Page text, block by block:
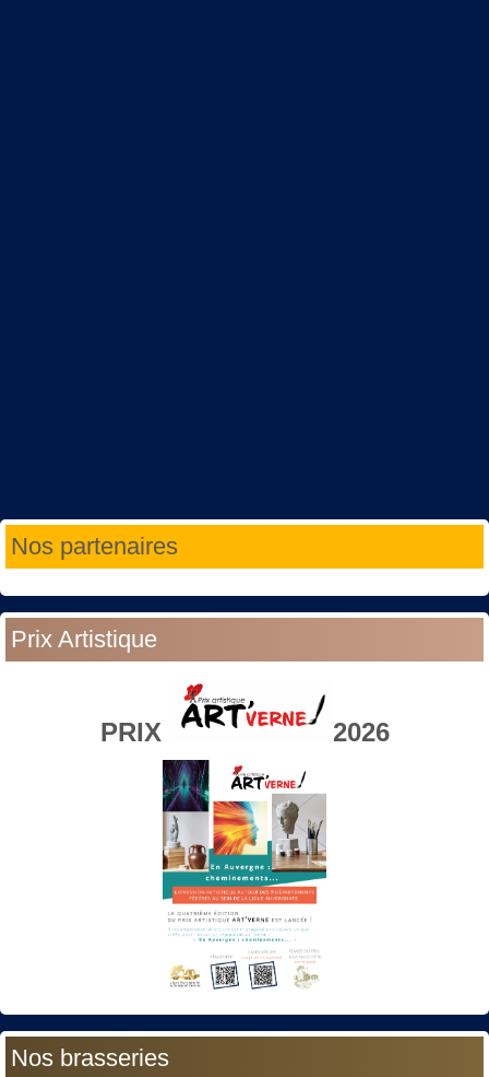
Nos partenaires
Prix Artistique
PRIX 2026
Nos brasseries
Année
précédente
Mois
précédent
Année
suivante
Mois
suivant